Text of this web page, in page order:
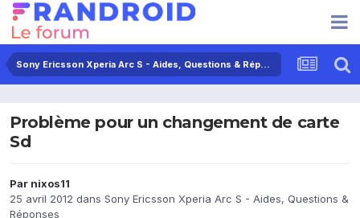
Sony Ericsson Xperia Arc S - Aides, Questions & Réponses
Problème pour un changement de carte
Sd
Par nixos11
25 avril 2012 dans Sony Ericsson Xperia Arc S - Aides, Questions &
Réponses